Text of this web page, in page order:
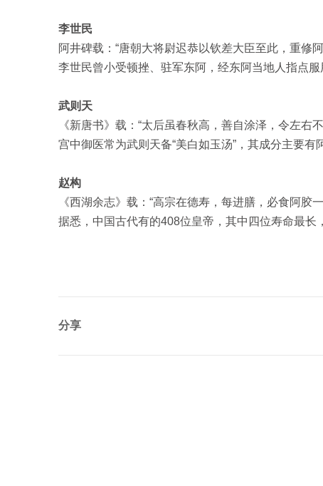
李世民
阿井碑载：“唐朝大将尉迟恭以钦差大臣至此，重修
李世民曾小受顿挫、驻军东阿，经东阿当地人指点服
武则天
《新唐书》载：“太后虽春秋高，善自涂泽，令左右
宫中御医常为武则天备“美白如玉汤”，其成分主要有
赵构
《西湖余志》载：“高宗在德寿，每进膳，必食阿
据悉，中国古代有的408位皇帝，其中四位寿命最长
分享